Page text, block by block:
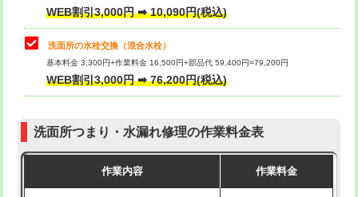
マス交換（土の掘削・埋め戻し作業）
マス交換（深さ50㎝未満）
マス交換（深さ50㎝以上）
モルタル補修（厚さ10㎝まで） 27,500円
交換・取付(単水栓（壁付・デッキ
式）)
交換・取付(混合水栓（壁付・デッキ
式・ワンホール）)
16,500円+材料費
（P/S/ポップアップ））
交換・取付（その他部品） 11,000円+材料費
持込商品取付（単水栓） 13,200円
WEB割引3,000円 ➡ 10,090円(税込)
洗面所の水栓交換（混合水栓）
基本料金 3,300円+作業料金 16,500円+部品代 59,400円=79,200円
WEB割引3,000円 ➡ 76,200円(税込)
洗面所つまり・水漏れ修理の作業料金表
作業内容 作業料金